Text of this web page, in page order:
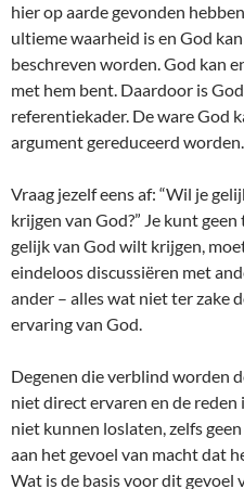
hier op aarde gevonden
ultieme waarheid is en God
beschreven worden. God kan
met hem bent. Daardoor is
referentiekader. De ware God
argument gereduceerd worden.
Vraag jezelf eens af: “Wil je
krijgen van God?” Je kunt
gelijk van God wilt krijgen,
eindeloos discussiëren met
ander – alles wat niet ter zake
ervaring van God.
Degenen die verblind worden
niet direct ervaren en de reden
niet kunnen loslaten, zelfs
aan het gevoel van macht dat
Wat is de basis voor dit gevoel